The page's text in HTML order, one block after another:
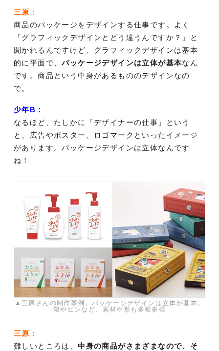
三原：
商品のパッケージをデザインする仕事です。よく
「グラフィックデザインとどう違うんですか？」と
聞かれるんですけど、グラフィックデザインは基本
的に平面で、パッケージデザインは立体が基本なん
です。商品という中身があるもののデザインなの
で。
少年B：
なるほど、たしかに「デザイナーの仕事」という
と、広告やポスター、ロゴマークといったイメージ
があります。パッケージデザインは立体なんです
ね！
▲三原さんの制作事例。パッケージデザインは立体が基本。
箱やビンなど、素材や形も多種多様
三原：
難しいところは、中身の商品がさまざまなので、そ